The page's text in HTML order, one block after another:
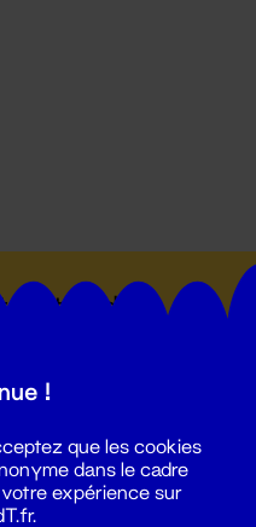
du
!
que les cookies
dans le cadre
expérience sur